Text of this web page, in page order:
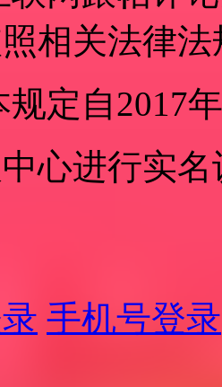
相关法律
定自2017
心进行实名
手机号登录